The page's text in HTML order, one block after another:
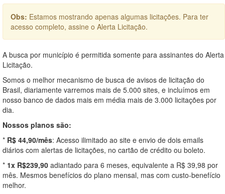
Obs: Estamos mostrando apenas algumas licitações. Para ter
acesso completo, assine o Alerta Licitação.
A busca por município é permitida somente para assinantes do Alerta
Licitação.
Somos o melhor mecanismo de busca de avisos de licitação do
Brasil, diariamente varremos mais de 5.000 sites, e incluímos em
nosso banco de dados mais em média mais de 3.000 licitações por
dia.
Nossos planos são:
* R$ 44,90/mês: Acesso ilimitado ao site e envio de dois emails
diários com alertas de licitações, no cartão de crédito ou boleto.
* 1x R$239,90 adiantado para 6 meses, equivalente a R$ 39,98 por
mês. Mesmos benefícios do plano mensal, mas com custo-benefício
melhor.